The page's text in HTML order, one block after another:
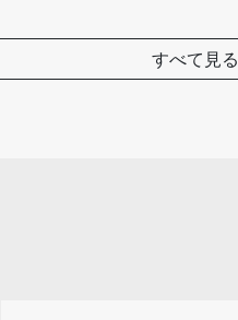
すべて見る